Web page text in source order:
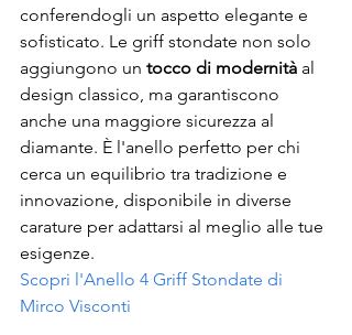
conferendogli un aspetto elegante e
sofisticato. Le griff stondate non solo
aggiungono un tocco di modernità al
design classico, ma garantiscono
anche una maggiore sicurezza al
diamante. È l'anello perfetto per chi
cerca un equilibrio tra tradizione e
innovazione, disponibile in diverse
carature per adattarsi al meglio alle tue
esigenze.
Scopri l'Anello 4 Griff Stondate di
Mirco Visconti